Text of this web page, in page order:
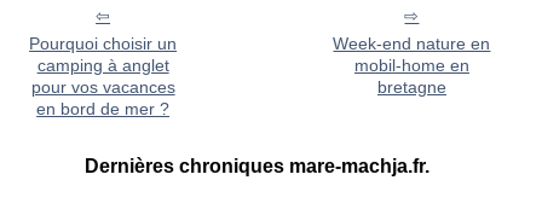
Pourquoi choisir un
camping à anglet
pour vos vacances
en bord de mer ?
Week-end nature en
mobil-home en
bretagne
Dernières chroniques mare-machja.fr.